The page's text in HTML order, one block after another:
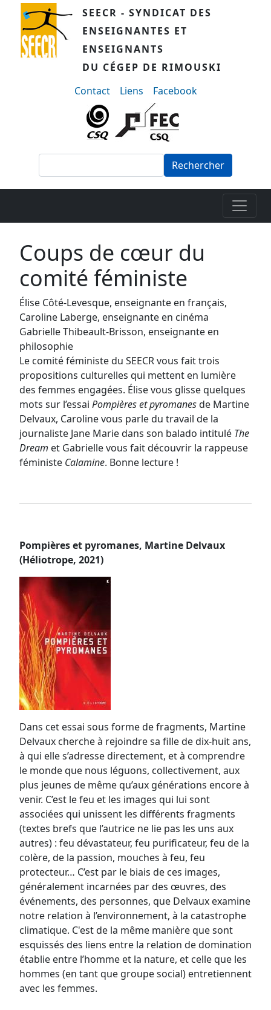
Aller au contenu principalSEECR - SYNDICAT DES
ENSEIGNANTES ET
ENSEIGNANTS
DU CÉGEP DE RIMOUSKI
menu-secondaire
Contact Liens Facebook
Coups de cœur du
comité féministe
Élise Côté-Levesque, enseignante en français,
Caroline Laberge, enseignante en cinéma
Gabrielle Thibeault-Brisson, enseignante en
philosophie
Le comité féministe du SEECR vous fait trois
propositions culturelles qui mettent en lumière
des femmes engagées. Élise vous glisse quelques
mots sur l’essai Pompières et pyromanesde Martine
Delvaux, Caroline vous parle du travail de la
journaliste Jane Marie dans son balado intitulé The
Dream et Gabrielle vous fait découvrir la rappeuse
féministe Calamine. Bonne lecture !
Pompières et pyromanes, Martine Delvaux
(Héliotrope, 2021)
Dans cet essai sous forme de fragments, Martine
Delvaux cherche à rejoindre sa fille de dix-huit ans,
à qui elle s’adresse directement, et à comprendre
le monde que nous léguons, collectivement, aux
plus jeunes de même qu’aux générations encore à
venir. C’est le feu et les images qui lui sont
associées qui unissent les différents fragments
(textes brefs que l’autrice ne lie pas les uns aux
autres) : feu dévastateur, feu purificateur, feu de la
colère, de la passion, mouches à feu, feu
protecteur… C’est par le biais de ces images,
généralement incarnées par des œuvres, des
événements, des personnes, que Delvaux examine
notre relation à l’environnement, à la catastrophe
climatique. C'est de la même manière que sont
esquissés des liens entre la relation de domination
établie entre l’homme et la nature, et celle que les
hommes (en tant que groupe social) entretiennent
avec les femmes.